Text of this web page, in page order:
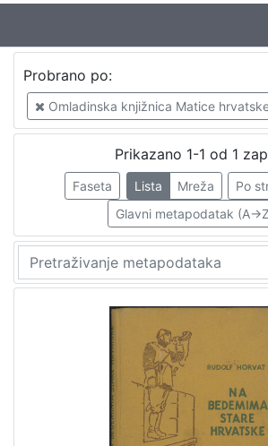
Probrano po:
Omladinska knjižnica Matice
Prikazano 1-1 od 1
Faseta Lista Mreža
Po
Glavni metapodatak (A-